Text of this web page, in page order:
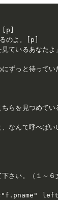
[p]
のよ。[p]
見ているあなたよ
にずっと待って
ちらを見つめてい
、なんて呼べば
さい。（１～６